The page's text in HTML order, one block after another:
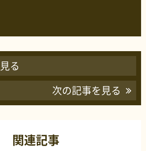
る
次の記事を見る
関連記事